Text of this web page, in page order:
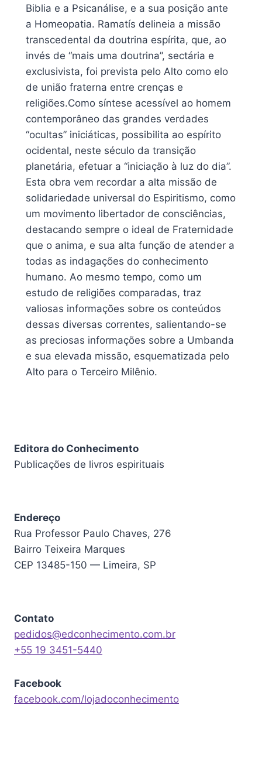
Biblia e a Psicanálise, e a sua posição ante
a Homeopatia. Ramatís delineia a missão
transcedental da doutrina espírita, que, ao
invés de “mais uma doutrina”, sectária e
exclusivista, foi prevista pelo Alto como elo
de união fraterna entre crenças e
religiões.Como síntese acessível ao homem
contemporâneo das grandes verdades
“ocultas” iniciáticas, possibilita ao espírito
ocidental, neste século da transição
planetária, efetuar a “iniciação à luz do dia”.
Esta obra vem recordar a alta missão de
solidariedade universal do Espiritismo, como
um movimento libertador de consciências,
destacando sempre o ideal de Fraternidade
que o anima, e sua alta função de atender a
todas as indagações do conhecimento
humano. Ao mesmo tempo, como um
estudo de religiões comparadas, traz
valiosas informações sobre os conteúdos
dessas diversas correntes, salientando-se
as preciosas informações sobre a Umbanda
e sua elevada missão, esquematizada pelo
Alto para o Terceiro Milênio.
Editora do Conhecimento
Publicações de livros espirituais
Endereço
Rua Professor Paulo Chaves, 276
Bairro Teixeira Marques
CEP 13485-150 — Limeira, SP
Contato
pedidos@edconhecimento.com.br
+55 19 3451-5440
Facebook
facebook.com/lojadoconhecimento